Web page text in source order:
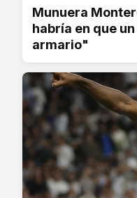
Munuera
habría en que
armario"